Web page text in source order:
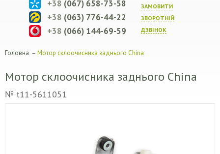
ЗАМОВИТИ
ЗВОРОТНIЙ
ДЗВIНОК
+38 (067) 658-73-58
+38 (063) 776-44-22
+38 (066) 144-69-59
Головна – Мотор склоочисника заднього China
Мотор склоочисника заднього China
№ t11-5611051